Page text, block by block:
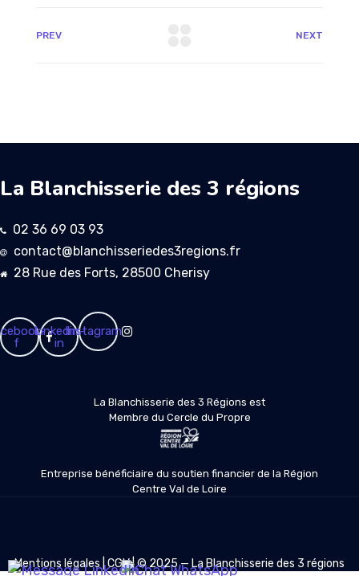
PREV NEXT
La Blanchisserie des 3 régions
02 36 69 03 93
contact@blanchisseriedes3regions.fr
28 Rue des Forts, 28500 Cherisy
f
Linkedin-
in
Instagram
La Blanchisserie des 3 Régions est
Membre du Cercle du Propre
Entreprise bénéficiaire du soutien financier de la Région
Centre Val de Loire
Mentions légales |CGV| © 2025 — La Blanchisserie des 3 régions